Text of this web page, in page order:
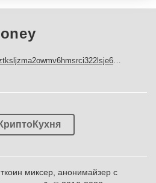
КриптоКухня
миксер, анонимайзер с